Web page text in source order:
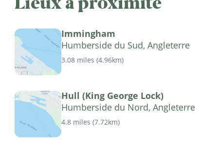
Immingham
Humberside du Sud, Angleterre
3.08 miles (4.96km)
Hull (King George Lock)
Humberside du Nord, Angleterre
4.8 miles (7.72km)